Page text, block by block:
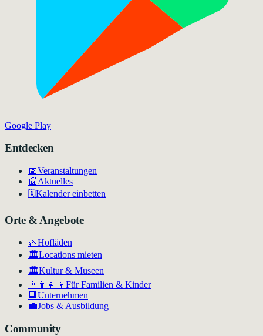
Google Play
Entdecken
📅Veranstaltungen
📰Aktuelles
🗓️Kalender einbetten
Orte & Angebote
🌿Hofläden
🏛️Locations mieten
🏛Kultur & Museen
👨‍👩‍👧‍👦 Für Familien & Kinder
🏢 Unternehmen
💼Jobs & Ausbildung
Community